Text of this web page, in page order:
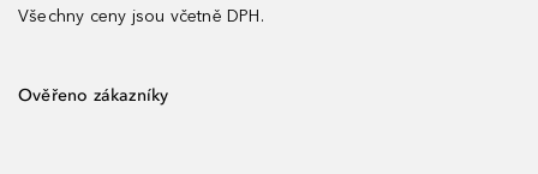
Všechny ceny jsou včetně DPH.
Ověřeno zákazníky